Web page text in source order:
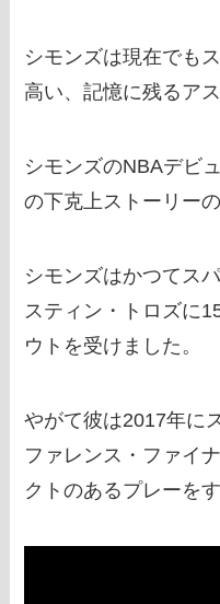
シモンズは現在でも
高い、記憶に残るア
シモンズのNBAデビ
の下克上ストーリーの
シモンズはかつてス
スティン・トロズに
ウトを受けました。
やがて彼は2017年に
ファレンス・ファイ
クトのあるプレーを